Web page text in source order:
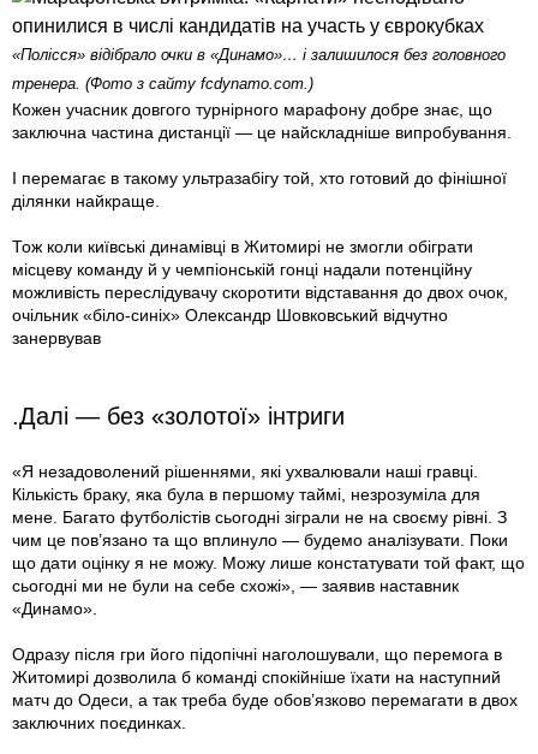
«Полісся» відібрало очки в «Динамо»… і залишилося без головного
тренера. (Фото з сайту fcdynamo.com.)
Кожен учасник довгого турнірного марафону добре знає, що
заключна частина дистанції — це найскладніше випробування.
І перемагає в такому ультразабігу той, хто готовий до фінішної
ділянки найкраще.
Тож коли київські динамівці в Житомирі не змогли обіграти
місцеву команду й у чемпіонській гонці надали потенційну
можливість переслідувачу скоротити відставання до двох очок,
очільник «біло-синіх» Олександр Шовковський відчутно
занервував
.Далі — без «золотої» інтриги
«Я незадоволений рішеннями, які ухвалювали наші гравці.
Кількість браку, яка була в першому таймі, незрозуміла для
мене. Багато футболістів сьогодні зіграли не на своєму рівні. З
чим це пов’язано та що вплинуло — будемо аналізувати. Поки
що дати оцінку я не можу. Можу лише констатувати той факт, що
сьогодні ми не були на себе схожі», — заявив наставник
«Динамо».
Одразу після гри його підопічні наголошували, що перемога в
Житомирі дозволила б команді спокійніше їхати на наступний
матч до Одеси, а так треба буде обов’язково перемагати в двох
заключних поєдинках.